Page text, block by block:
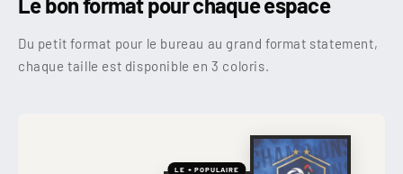
Du petit format pour le bureau au grand format statement,
chaque taille est disponible en 3 coloris.
LE + POPULAIRE